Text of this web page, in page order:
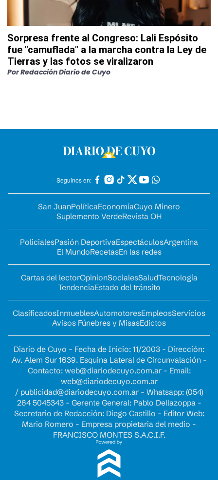
Sorpresa frente al Congreso: Lali Espósito
fue "camuflada" a la marcha contra la Ley de
Tierras y las fotos se viralizaron
PorRedacción Diario de Cuyo
Seguinos en:
San JuanPolíticaEconomíaCuyo Minero
Suplemento VerdeRevista OH
PolicialesPasión DeportivaEspectáculosArgentina
El MundoRecetasEn las redes
Cartas del lectorOpinionSocialesSaludTecnología
TendenciaEstado del tránsito
ClasificadosInmueblesAutomotoresEmpleosServicios
Avisos Fúnebres y MisasEdictos
Diario de Cuyo - Fecha de Inicio: 11/2003 - Dirección:
Av. Alem Sur 1639. Esquina Lateral de Circunvalación -
Contacto: web@diariodecuyo.com.ar- Email:
web@diariodecuyo.com.ar
/ publicidad@diariodecuyo.com.ar- Whatsapp: (054)
264 5045343 - Gerente General: Pablo Dellazoppa -
Secretario de Redacción: Diego Castillo - Editor Web:
Mario Romero - Empresa propietaria del medio -
FRANCISCO MONTES S.A.C.I.F.